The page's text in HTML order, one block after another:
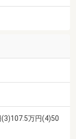
万円(4)50